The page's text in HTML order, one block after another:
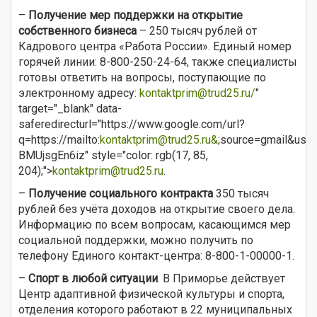
– Получение мер поддержки на открытие
собственного бизнеса – 250 тысяч рублей от
Кадрового центра «Работа России». Единый номер
горячей линии: 8-800-250-24-64, также специалисты
готовы ответить на вопросы, поступающие по
электронному адресу: kontaktprim@trud25.ru/"
target="_blank" data-
saferedirecturl="https://www.google.com/url?
q=https://mailto:kontaktprim@trud25.ru&
BMUjsgEn6iz" style="color: rgb(17, 85,
204);">kontaktprim@trud25.ru.
– Получение социального контракта 350 тысяч
рублей без учёта доходов на открытие своего дела.
Информацию по всем вопросам, касающимся мер
социальной поддержки, можно получить по
телефону Единого контакт-центра: 8-800-1-00000-1.
– Спорт в любой ситуации. В Приморье действует
Центр адаптивной физической культуры и спорта,
отделения которого работают в 22 муниципальных